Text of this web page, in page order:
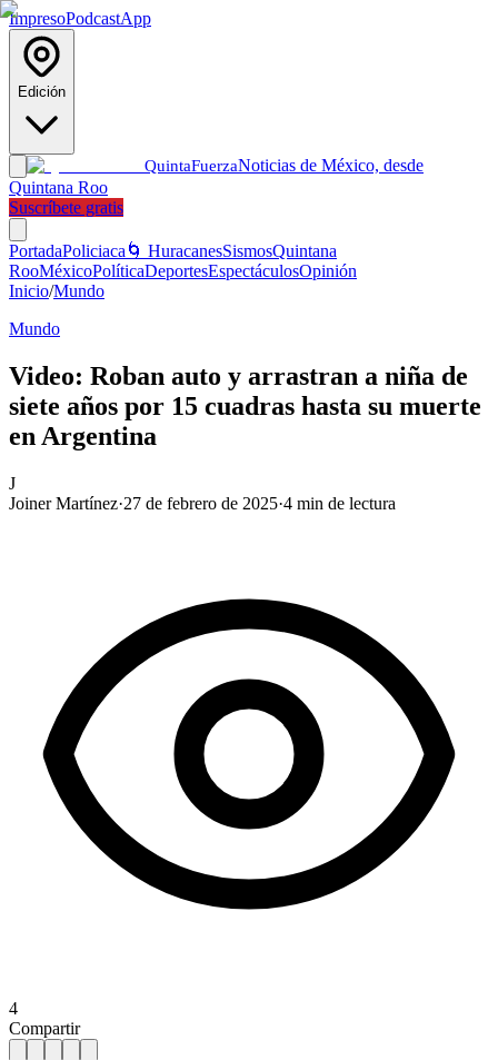
ImpresoPodcastApp
Edición
QuintaFuerzaNoticias de México, desde
Quintana Roo
Suscríbete gratis
PortadaPoliciaca 🌀 HuracanesSismosQuintana
RooMéxicoPolíticaDeportesEspectáculosOpinión
Inicio/Mundo
Mundo
Video: Roban auto y arrastran a niña de
siete años por 15 cuadras hasta su muerte
en Argentina
J
Joiner Martínez·27 de febrero de 2025·4 min de lectura
4
Compartir